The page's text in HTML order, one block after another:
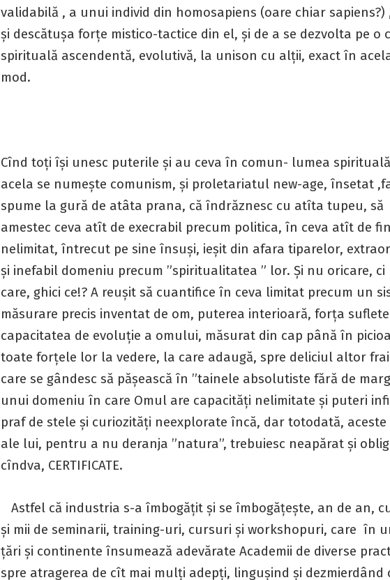
validabilă , a unui individ din homosapiens (oare chiar sapiens?)
și descătușa forțe mistico-tactice din el, și de a se dezvolta pe o
spirituală ascendentă, evolutivă, la unison cu alții, exact în
mod.
Cînd toți își unesc puterile și au ceva în comun- lumea
acela se numește comunism, și proletariatul new-age, însetat
spume la gură de atâta prana, că îndrăznesc cu atîta tupeu, să
amestec ceva atît de execrabil precum politica, în ceva atît de
nelimitat, întrecut pe sine însuși, ieșit din afara tiparelor,
și inefabil domeniu precum ”spiritualitatea ” lor. Și nu oricare, ci
care, ghici ce!? A reușit să cuantifice în ceva limitat precum un
măsurare precis inventat de om, puterea interioară, forța
capacitatea de evoluție a omului, măsurat din cap până în
toate forțele lor la vedere, la care adaugă, spre deliciul altor
care se gândesc să pășească în ”tainele absolutiste fără de
unui domeniu în care Omul are capacități nelimitate și puteri
praf de stele și curiozități neexplorate încă, dar totodată,
ale lui, pentru a nu deranja ”natura”, trebuiesc neapărat și
cîndva, CERTIFICATE.
Astfel că industria s-a îmbogățit și se îmbogățește, an de an,
și mii de seminarii, training-uri, cursuri și workshopuri, care în
țări și continente însumează adevărate Academii de diverse
spre atragerea de cît mai mulți adepți, lingușind și dezmierdând